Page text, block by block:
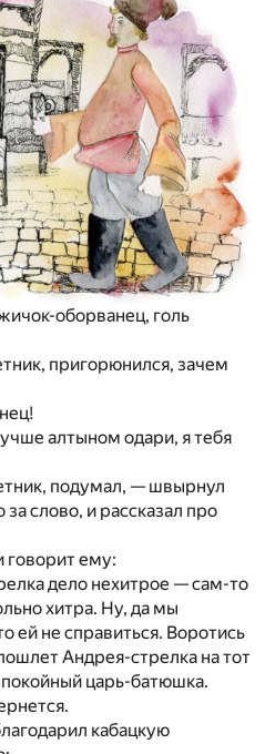
оборванец, голь
пригорюнился, зачем
алтыном одари, я тебя
подумал, — швырнул
слово, и рассказал про
ему:
дело нехитрое — сам-то
хитра. Ну, да мы
ей не справиться. Воротись
Андрея-стрелка на тот
покойный царь-батюшка.
кабацкую